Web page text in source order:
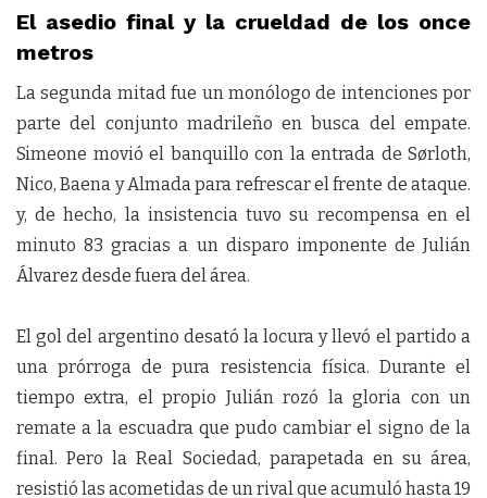
El asedio final y la crueldad de los once
metros
La segunda mitad fue un monólogo de intenciones por
parte del conjunto madrileño en busca del empate.
Simeone movió el banquillo con la entrada de Sørloth,
Nico, Baena y Almada para refrescar el frente de ataque.
y, de hecho, la insistencia tuvo su recompensa en el
minuto 83 gracias a un disparo imponente de Julián
Álvarez desde fuera del área.
El gol del argentino desató la locura y llevó el partido a
una prórroga de pura resistencia física. Durante el
tiempo extra, el propio Julián rozó la gloria con un
remate a la escuadra que pudo cambiar el signo de la
final. Pero la Real Sociedad, parapetada en su área,
resistió las acometidas de un rival que acumuló hasta 19